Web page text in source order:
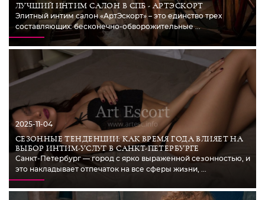
ЛУЧШИЙ ИНТИМ САЛОН В СПБ - АРТЭСКОРТ
Элитный интим салон «АртЭскорт» – это единство трех
составляющих: бесконечно-обворожительные ...
2025-11-04
СЕЗОННЫЕ ТЕНДЕНЦИИ: КАК ВРЕМЯ ГОДА ВЛИЯЕТ НА
ВЫБОР ИНТИМ-УСЛУГ В САНКТ-ПЕТЕРБУРГЕ
Санкт-Петербург — город с ярко выраженной сезонностью, и
это накладывает отпечаток на все сферы жизни, ...